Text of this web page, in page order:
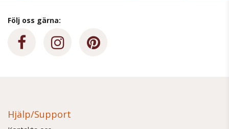
Följ oss gärna:
Hjälp/Support